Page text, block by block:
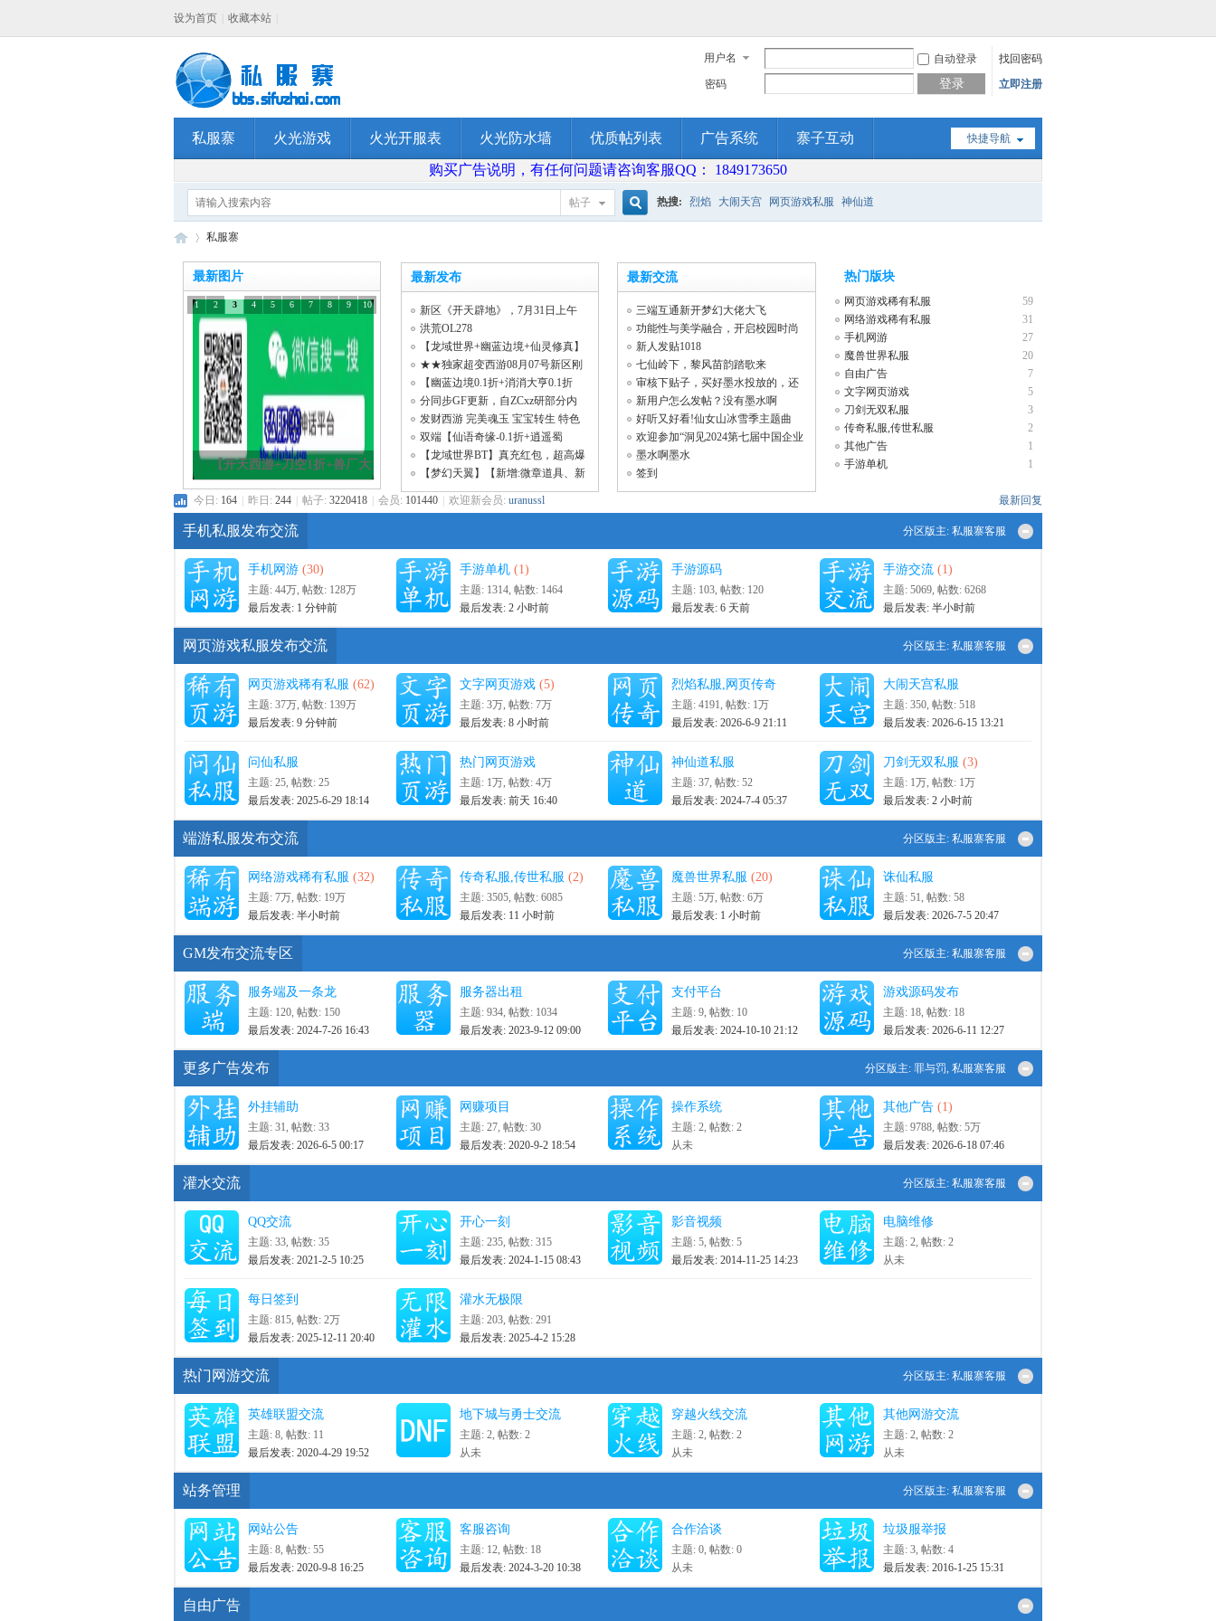
设为首页 收藏本站
用户名 自动登录
找回密码
密码
登录 立即注册
快捷导航
私服寨 火光游戏 火光开服表 火光防水墙 优质帖列表 广告系统 寨子互动
购买广告说明，有任何问题请咨询客服QQ： 1849173650
帖子
索
热搜: 烈焰 大闹天宫 网页游戏私服 神仙道
服
»
私服寨
最新图片
【开天西游+刀空1折+兽厂大
佬BT+霸者天下】
1 2 3 4 5 6 7 8 9 10
最新发布
新区《开天辟地》，7月31日上午
10：00点火
洪荒OL278
【龙域世界+幽蓝边境+仙灵修真】
无限元宝变
★★独家超变西游08月07号新区刚
刚开放★★
【幽蓝边境0.1折+消消大亨0.1折
+】首区+仙
分同步GF更新，自ZCxz研部分内
容，玩家多可
发财西游 完美魂玉 宝宝转生 特色
爬塔 8.7
双端【仙语奇缘-0.1折+逍遥蜀
山-0.05超爆养
【龙域世界BT】真充红包，超高爆
率，开局满
【梦幻天翼】【新增:微章道具、新
角色：瑞
最新交流
三端互通新开梦幻大佬大飞
功能性与美学融合，开启校园时尚
新潮流！
新人发贴1018
七仙岭下，黎风苗韵踏歌来
审核下贴子，买好墨水投放的，还
没审核
新用户怎么发帖？没有墨水啊
好听又好看!仙女山冰雪季主题曲
《冬季到仙
欢迎参加“洞见2024第七届中国企业
服务年会
墨水啊墨水
签到
热门版块
59
网页游戏稀有私服
31
网络游戏稀有私服
27
手机网游
20
魔兽世界私服
7
自由广告
5
文字网页游戏
3
刀剑无双私服
2
传奇私服,传世私服
1
其他广告
1
手游单机
今日: 164 昨日: 244 帖子: 3220418 会员: 101440 欢迎新会员: uranussl 最新回复
分区版主: 私服寨客服
手机私服发布交流
手机网游 (30)
主题: 44万, 帖数: 128万
最后发表: 1 分钟前
手游单机 (1)
主题: 1314, 帖数: 1464
最后发表: 2 小时前
手游源码
主题: 103, 帖数: 120
最后发表: 6 天前
手游交流 (1)
主题: 5069, 帖数: 6268
最后发表: 半小时前
分区版主: 私服寨客服
网页游戏私服发布交流
网页游戏稀有私服 (62)
主题: 37万, 帖数: 139万
最后发表: 9 分钟前
文字网页游戏 (5)
主题: 3万, 帖数: 7万
最后发表: 8 小时前
烈焰私服,网页传奇
主题: 4191, 帖数: 1万
最后发表: 2026-6-9 21:11
大闹天宫私服
主题: 350, 帖数: 518
最后发表: 2026-6-15 13:21
问仙私服
主题: 25, 帖数: 25
最后发表: 2025-6-29 18:14
热门网页游戏
主题: 1万, 帖数: 4万
最后发表: 前天 16:40
神仙道私服
主题: 37, 帖数: 52
最后发表: 2024-7-4 05:37
刀剑无双私服 (3)
主题: 1万, 帖数: 1万
最后发表: 2 小时前
分区版主: 私服寨客服
端游私服发布交流
网络游戏稀有私服 (32)
主题: 7万, 帖数: 19万
最后发表: 半小时前
传奇私服,传世私服 (2)
主题: 3505, 帖数: 6085
最后发表: 11 小时前
魔兽世界私服 (20)
主题: 5万, 帖数: 6万
最后发表: 1 小时前
诛仙私服
主题: 51, 帖数: 58
最后发表: 2026-7-5 20:47
分区版主: 私服寨客服
GM发布交流专区
服务端及一条龙
主题: 120, 帖数: 150
最后发表: 2024-7-26 16:43
服务器出租
主题: 934, 帖数: 1034
最后发表: 2023-9-12 09:00
支付平台
主题: 9, 帖数: 10
最后发表: 2024-10-10 21:12
游戏源码发布
主题: 18, 帖数: 18
最后发表: 2026-6-11 12:27
分区版主: 罪与罚, 私服寨客服
更多广告发布
外挂辅助
主题: 31, 帖数: 33
最后发表: 2026-6-5 00:17
网赚项目
主题: 27, 帖数: 30
最后发表: 2020-9-2 18:54
操作系统
主题: 2, 帖数: 2
从未
其他广告 (1)
主题: 9788, 帖数: 5万
最后发表: 2026-6-18 07:46
分区版主: 私服寨客服
灌水交流
QQ交流
主题: 33, 帖数: 35
最后发表: 2021-2-5 10:25
开心一刻
主题: 235, 帖数: 315
最后发表: 2024-1-15 08:43
影音视频
主题: 5, 帖数: 5
最后发表: 2014-11-25 14:23
电脑维修
主题: 2, 帖数: 2
从未
每日签到
主题: 815, 帖数: 2万
最后发表: 2025-12-11 20:40
灌水无极限
主题: 203, 帖数: 291
最后发表: 2025-4-2 15:28
分区版主: 私服寨客服
热门网游交流
英雄联盟交流
主题: 8, 帖数: 11
最后发表: 2020-4-29 19:52
地下城与勇士交流
主题: 2, 帖数: 2
从未
穿越火线交流
主题: 2, 帖数: 2
从未
其他网游交流
主题: 2, 帖数: 2
从未
分区版主: 私服寨客服
站务管理
网站公告
主题: 8, 帖数: 55
最后发表: 2020-9-8 16:25
客服咨询
主题: 12, 帖数: 18
最后发表: 2024-3-20 10:38
合作洽谈
主题: 0, 帖数: 0
从未
垃圾服举报
主题: 3, 帖数: 4
最后发表: 2016-1-25 15:31
自由广告